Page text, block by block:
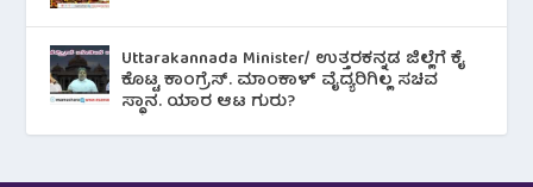
Uttarakannada Minister/ ಉತ್ತರಕನ್ನಡ ಜಿಲ್ಲೆಗೆ ಕೈ
ಕೊಟ್ಟ ಕಾಂಗ್ರೆಸ್. ಮಾಂಕಾಳ್ ವೈದ್ಯರಿಗಿಲ್ಲ ಸಚಿವ
ಸ್ಥಾನ. ಯಾರ ಆಟ ಗುರು?